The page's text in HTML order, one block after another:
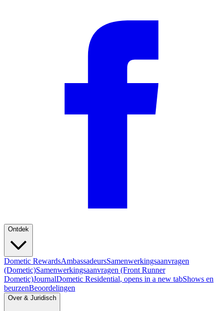
Ontdek
Dometic RewardsAmbassadeursSamenwerkingsaanvragen
(Dometic)Samenwerkingsaanvragen (Front Runner
Dometic)JournalDometic Residential, opens in a new tabShows en
beurzenBeoordelingen
Over & Juridisch